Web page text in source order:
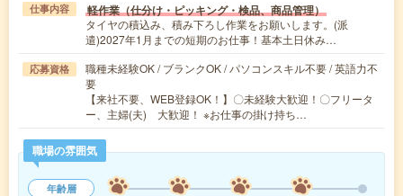
仕事内容 軽作業（仕分け・ピッキング・検品、商品管理）
タイヤの積込み、積み下ろし作業をお願いします。(派
遣)2027年1月までの短期のお仕事！基本土日休み…
応募資格
職種未経験OK / ブランクOK / パソコンスキル不要 / 英語力不
要
【来社不要、WEB登録OK！】〇未経験大歓迎！〇フリータ
ー、主婦(夫) 大歓迎！ ※お仕事の掛け持ち…
職場の雰囲気
年齢層